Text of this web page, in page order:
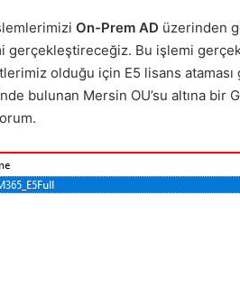
On-Prem AD üzerinden
gerçekleştireceğiz. Bu işlemi
olduğu için E5 lisans
bulunan Mersin OU’su altına